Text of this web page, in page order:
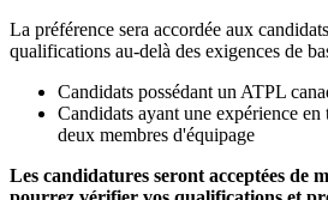
La préférence sera accordée aux
qualifications au-delà des exigences de
Candidats possédant un ATPL
Candidats ayant une expérience
deux membres d'équipage
Les candidatures seront acceptées de